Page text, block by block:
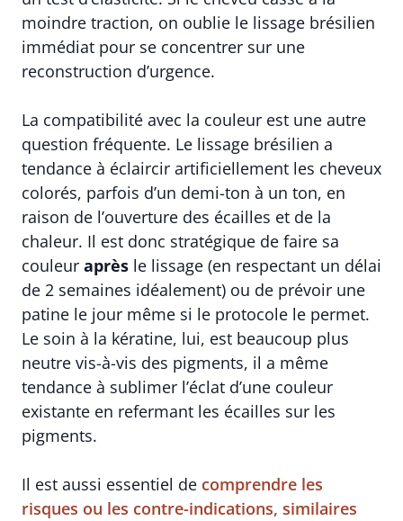
moindre traction, on oublie le lissage brésilien
immédiat pour se concentrer sur une
reconstruction d’urgence.
La compatibilité avec la couleur est une autre
question fréquente. Le lissage brésilien a
tendance à éclaircir artificiellement les cheveux
colorés, parfois d’un demi-ton à un ton, en
raison de l’ouverture des écailles et de la
chaleur. Il est donc stratégique de faire sa
couleur après le lissage (en respectant un délai
de 2 semaines idéalement) ou de prévoir une
patine le jour même si le protocole le permet.
Le soin à la kératine, lui, est beaucoup plus
neutre vis-à-vis des pigments, il a même
tendance à sublimer l’éclat d’une couleur
existante en refermant les écailles sur les
pigments.
Il est aussi essentiel de comprendre les
risques ou les contre-indications, similaires